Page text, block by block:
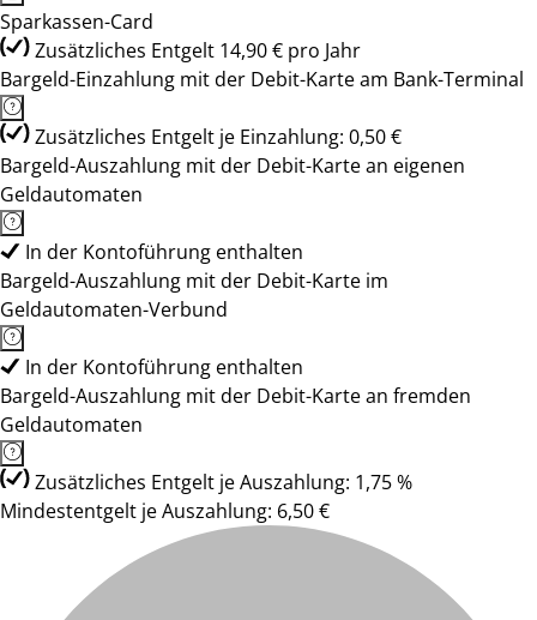
Sparkassen-Card
Zusätzliches Entgelt 14,90 € pro Jahr
Bargeld-Einzahlung mit der Debit-Karte am Bank-Terminal
Zusätzliches Entgelt je Einzahlung: 0,50 €
Bargeld-Auszahlung mit der Debit-Karte an eigenen
Geldautomaten
In der Kontoführung enthalten
Bargeld-Auszahlung mit der Debit-Karte im
Geldautomaten-Verbund
In der Kontoführung enthalten
Bargeld-Auszahlung mit der Debit-Karte an fremden
Geldautomaten
Zusätzliches Entgelt je Auszahlung: 1,75 %
Mindestentgelt je Auszahlung: 6,50 €